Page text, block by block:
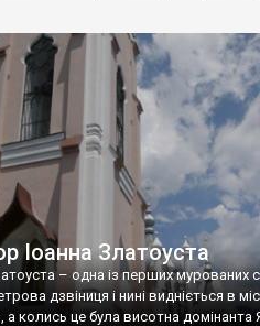
Іоанна Златоуста
– одна із перших мурованих
дзвіниця і нині видніється в
а колись це була висотна домінанта